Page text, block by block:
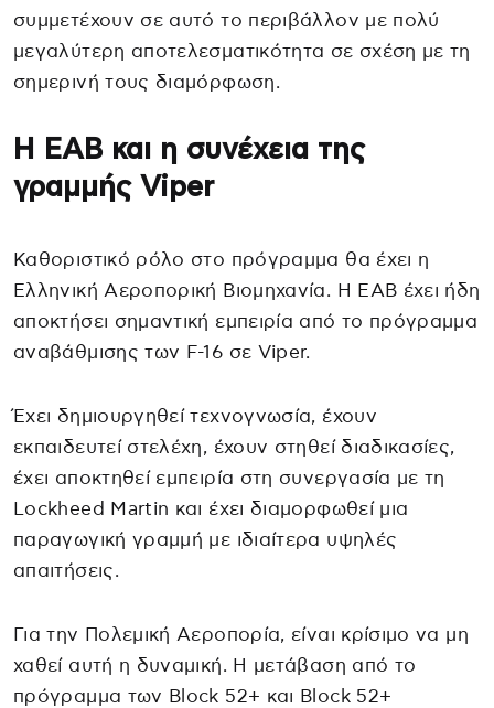
συμμετέχουν σε αυτό το περιβάλλον με πολύ
μεγαλύτερη αποτελεσματικότητα σε σχέση με τη
σημερινή τους διαμόρφωση.
Η ΕΑΒ και η συνέχεια της
γραμμής Viper
Καθοριστικό ρόλο στο πρόγραμμα θα έχει η
Ελληνική Αεροπορική Βιομηχανία. Η ΕΑΒ έχει ήδη
αποκτήσει σημαντική εμπειρία από το πρόγραμμα
αναβάθμισης των F-16 σε Viper.
Έχει δημιουργηθεί τεχνογνωσία, έχουν
εκπαιδευτεί στελέχη, έχουν στηθεί διαδικασίες,
έχει αποκτηθεί εμπειρία στη συνεργασία με τη
Lockheed Martin και έχει διαμορφωθεί μια
παραγωγική γραμμή με ιδιαίτερα υψηλές
απαιτήσεις.
Για την Πολεμική Αεροπορία, είναι κρίσιμο να μη
χαθεί αυτή η δυναμική. Η μετάβαση από το
πρόγραμμα των Block 52+ και Block 52+